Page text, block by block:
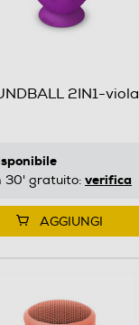
2IN1-viola
30' gratuito: verifica
AGGIUNGI